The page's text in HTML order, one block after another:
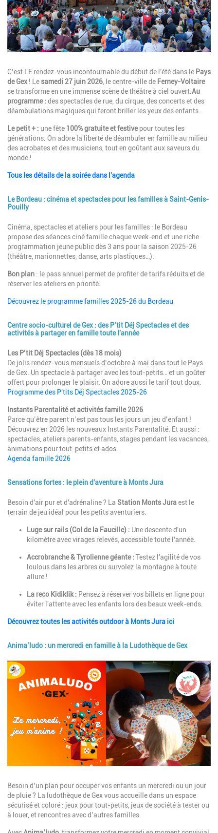
Description
C’est LE rendez-vous incontournable du début de l'été dans le Pays
de Gex ! Lesamedi 27 juin 2026 , le centre-ville de Ferney-Voltaire
se transforme en une immense scène de théâtre à ciel ouvert. Au
programme : des spectacles de rue, du cirque, des concerts et des
déambulations magiques qui feront briller les yeux des enfants.
Le petit + : une fête 100% gratuite et festivepour toutes les
générations. On adore la liberté de déambuler en famille au milieu
des acrobates et des musiciens, tout en goûtant aux saveurs du
monde !
Tous les détails de la soirée dans l'agenda
Le Bordeau : cinéma et spectacles pour les familles à Saint-Genis-
Pouilly
Description
Cinéma, spectacles et ateliers pour les familles : le Bordeau
propose des séances ciné famille chaque week-end et une riche
programmation jeune public dès 3 ans pour la saison 2025-26
(théâtre, marionnettes, danse, arts plastiques…).
Bon plan : le pass annuel permet de profiter de tarifs réduits et de
réserver les ateliers en priorité.
Découvrez le programme familles 2025-26 du Bordeau
Centre socio-culturel de Gex : des P’tit Déj Spectacles et des
activités à partager en famille toute l'année
Description
Les P’tit Déj Spectacles (dès 18 mois)
De jolis rendez-vous mensuels d’octobre à mai dans tout le Pays
de Gex. Un spectacle à partager avec les tout-petits… et un goûter
offert pour prolonger le plaisir. On adore aussi le tarif tout doux.
Programme des P'tits Déj Spectacles 2025-26
Instants Parentalité et activités famille 2026
Parce qu’être parent n’est pas tous les jours un jeu d’enfant !
Découvrez en 2026 les nouveaux Instants Parentalité. Et aussi :
spectacles, ateliers parents-enfants, stages pendant les vacances,
animations pour tout-petits et ados.
Agenda famille 2026
Sensations fortes : le plein d'aventure à Monts Jura
Description
Besoin d'air pur et d'adrénaline ? La Station Monts Juraest le
terrain de jeu idéal pour les petits aventuriers.
Luge sur rails (Col de la Faucille) : Une descente d'un
kilomètre avec virages relevés, accessible toute l'année.
Accrobranche & Tyrolienne géante : Testez l'agilité de vos
loulous dans les arbres ou survolez la montagne à toute
allure !
La reco Kidiklik : Pensez à réserver vos billets en ligne pour
éviter l'attente avec les enfants lors des beaux week-ends.
Découvrez toutes les activités outdoor à Monts Jura ici
Anima’ludo : un mercredi en famille à la Ludothèque de Gex
Image
Description
Besoin d’un plan pour occuper vos enfants un mercredi ou un jour
de pluie ? La ludothèque de Gex vous accueille dans un espace
sécurisé et coloré : jeux pour tout-petits, jeux de société à tester ou
à louer, et rencontres avec d’autres familles.